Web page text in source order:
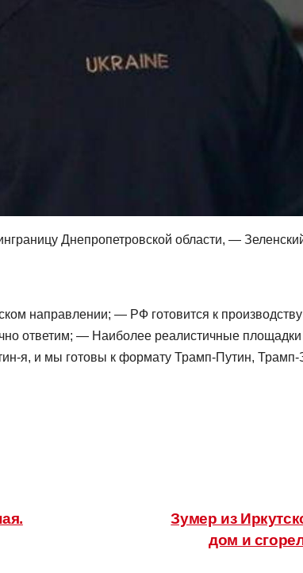
Днепропетровской области, —
направлении; — РФ готовится к
ответим; — Наиболее реалистичные площадки
я, и мы готовы к формату Трамп-Путин, Трамп-
Зумер из
дом и